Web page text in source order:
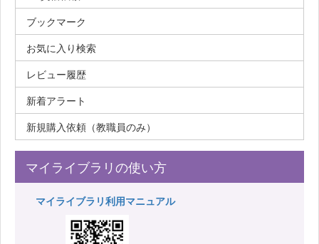
ブックマーク
お気に入り検索
レビュー履歴
新着アラート
新規購入依頼（教職員のみ）
マイライブラリの使い方
マイライブラリ利用マニュアル